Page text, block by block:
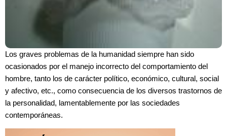
Los graves problemas de la humanidad siempre han sido
ocasionados por el manejo incorrecto del comportamiento del
hombre, tanto los de carácter político, económico, cultural, social
y afectivo, etc., como consecuencia de los diversos trastornos de
la personalidad, lamentablemente por las sociedades
contemporáneas.